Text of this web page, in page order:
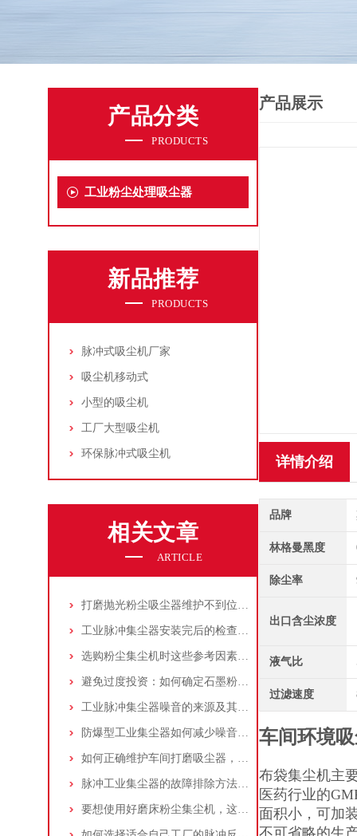
产品分类
PRODUCTS
工业粉尘处理吸尘器
新品推荐
PRODUCTS
脉冲式吸尘机厂家
吸尘机移动式
小型的吸尘机
工厂大型吸尘机
环保脉冲式吸尘机
相关文章
ARTICLE
打磨抛光粉尘吸尘器维护不到位，那是你没有注意这些而已！
工业脉冲集尘器安装完后的检查工作详解
选购粉尘集尘机时这些参考因素很重要！
避免过度投资：如何确定石墨粉尘除尘器的合理价格区间
工业脉冲集尘器噪音的来源及其控制策略
防爆型工业集尘器如何减少噪音?三个方法轻松解决
如何正确维护车间打磨吸尘器，延长使用寿命
脉冲工业集尘器的故障排除方法和注意事项
要想使用好磨床粉尘集尘机，这些条件可不能少
产品展示
详情介绍
品牌
林格曼黑度
除尘率
出口含尘浓度
液气比
过滤速度
车间环境
布袋集尘机主
医药行业的
面积小，可加
不可省略的生